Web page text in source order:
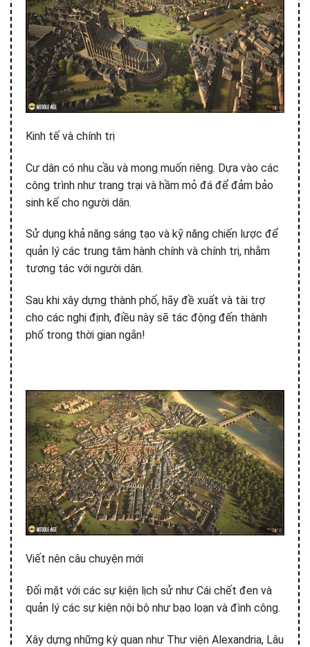
Kinh tế và chính trị
Cư dân có nhu cầu và mong muốn riêng. Dựa vào các
công trình như trang trại và hầm mỏ đá để đảm bảo
sinh kế cho người dân.
Sử dụng khả năng sáng tạo và kỹ năng chiến lược để
quản lý các trung tâm hành chính và chính trị, nhằm
tương tác với người dân.
Sau khi xây dựng thành phố, hãy đề xuất và tài trợ
cho các nghị định, điều này sẽ tác động đến thành
phố trong thời gian ngắn!
Viết nên câu chuyện mới
Đối mặt với các sự kiện lịch sử như Cái chết đen và
quản lý các sự kiện nội bộ như bạo loạn và đình công.
Xây dựng những kỳ quan như Thư viện Alexandria, Lâu